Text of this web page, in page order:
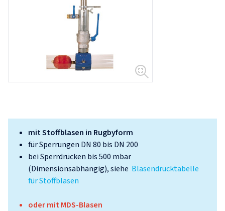
mit Stoffblasen in Rugbyform
für Sperrungen DN 80 bis DN 200
bei Sperrdrücken bis 500 mbar
(Dimensionsabhängig), siehe Blasendrucktabelle
für Stoffblasen
oder mit MDS-Blasen